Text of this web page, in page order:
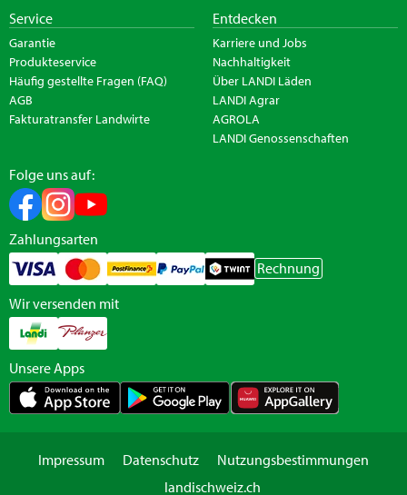
Service
Garantie
Produkteservice
Häufig gestellte Fragen (FAQ)
AGB
Fakturatransfer Landwirte
Entdecken
Karriere und Jobs
Nachhaltigkeit
Über LANDI Läden
LANDI Agrar
AGROLA
LANDI Genossenschaften
Folge uns auf:
Zahlungsarten
Rechnung
Wir versenden mit
Unsere Apps
Impressum Datenschutz
Nutzungsbestimmungen
landischweiz.ch